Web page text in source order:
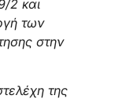
2 και
των
στην
της